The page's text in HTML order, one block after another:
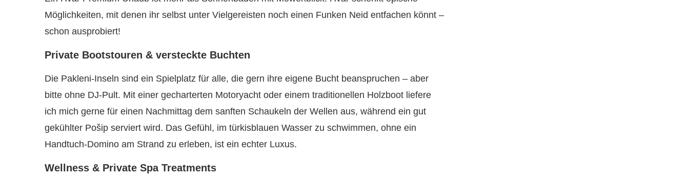
Möglichkeiten, mit denen ihr selbst unter Vielgereisten noch einen Funken Neid entfachen könnt –
schon ausprobiert!
Private Bootstouren & versteckte Buchten
Die Pakleni-Inseln sind ein Spielplatz für alle, die gern ihre eigene Bucht beanspruchen – aber
bitte ohne DJ-Pult. Mit einer gecharterten Motoryacht oder einem traditionellen Holzboot liefere
ich mich gerne für einen Nachmittag dem sanften Schaukeln der Wellen aus, während ein gut
gekühlter Pošip serviert wird. Das Gefühl, im türkisblauen Wasser zu schwimmen, ohne ein
Handtuch-Domino am Strand zu erleben, ist ein echter Luxus.
Wellness & Private Spa Treatments